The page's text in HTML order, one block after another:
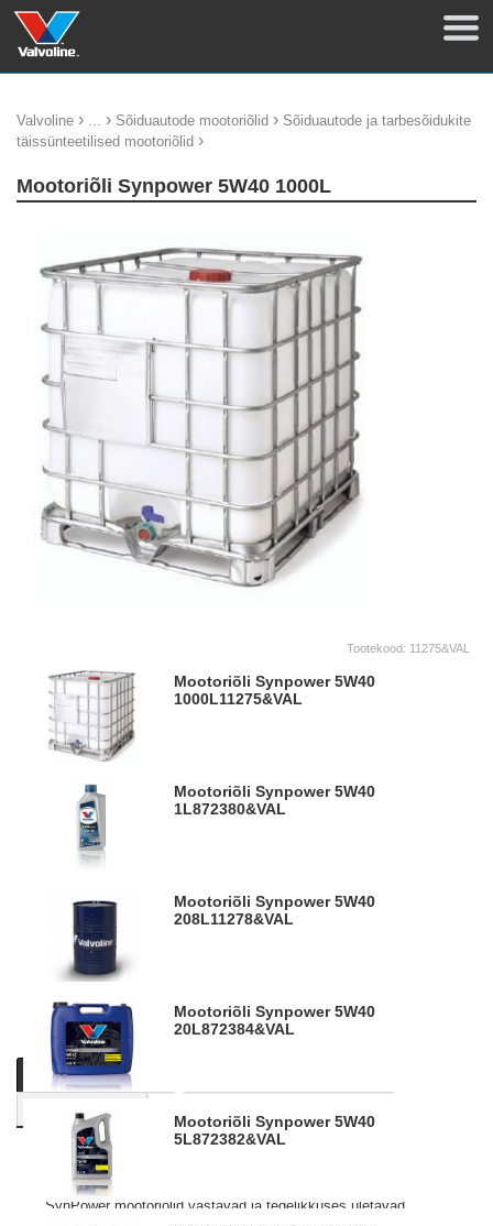
Valvoline › ... › Sõiduautode mootoriõlid › Sõiduautode ja tarbesõidukite
täissünteetilised mootoriõlid ›
Mootoriõli Synpower 5W40 1000L
Tootekood: 11275&VAL
Mootoriõli Synpower 5W40
1000L11275&VAL
Mootoriõli Synpower 5W40
1L872380&VAL
Mootoriõli Synpower 5W40
208L11278&VAL
Mootoriõli Synpower 5W40
20L872384&VAL
Mootoriõli Synpower 5W40
5L872382&VAL
Kirjeldus Tooteinfo
Sarnased tooted
Mootoriõlide absoluutne tipp. Toodetud täissünteetilistest
baasõlidest, kuhu on lisatatud kõrgtehnoloogilisi lisandeid.
SynPower mootoriõlid vastavad ja tegelikkuses ületavad